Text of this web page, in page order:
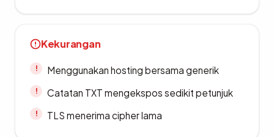
Kekurangan
Menggunakan hosting bersama generik
Catatan TXT mengekspos sedikit petunjuk
TLS menerima cipher lama